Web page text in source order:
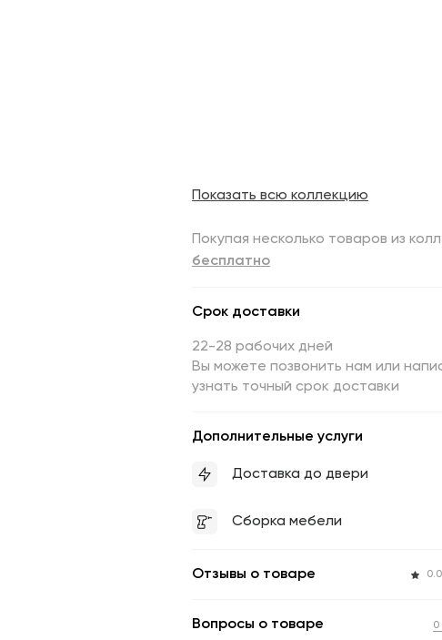
Показать всю коллекцию
Покупая несколько товаров из
бесплатно
Срок доставки
22-28 рабочих дней
Вы можете позвонить нам или
узнать точный срок доставки
Дополнительные услуги
Доставка до двери
Сборка мебели
Отзывы о товаре 0.0
Вопросы о товаре 0